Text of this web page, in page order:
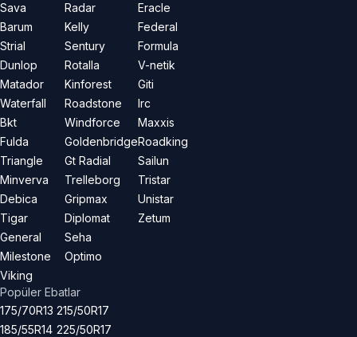
Sava
Barum
Strial
Dunlop
Matador
Waterfall
Bkt
Fulda
Triangle
Minverva
Debica
Tigar
General
Milestone
Viking
Radar
Kelly
Sentury
Rotalla
Kinforest
Roadstone
Windforce
Goldenbridge
Gt Radial
Trelleborg
Gripmax
Diplomat
Seha
Optimo
Eracle
Federal
Formula
V-netik
Giti
Irc
Maxxis
Roadking
Sailun
Tristar
Unistar
Zetum
Popüler Ebatlar
175/70R13
185/55R14
215/50R17
225/50R17